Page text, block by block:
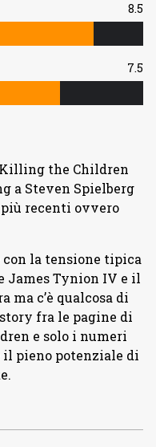
8.5
7.5
the Children
a Steven Spielberg
recenti ovvero
la tensione tipica
James Tynion IV e il
ma c’è qualcosa di
fra le pagine di
e solo i numeri
pieno potenziale di